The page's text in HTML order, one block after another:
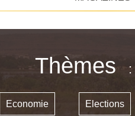
Thèmes
Economie Elections